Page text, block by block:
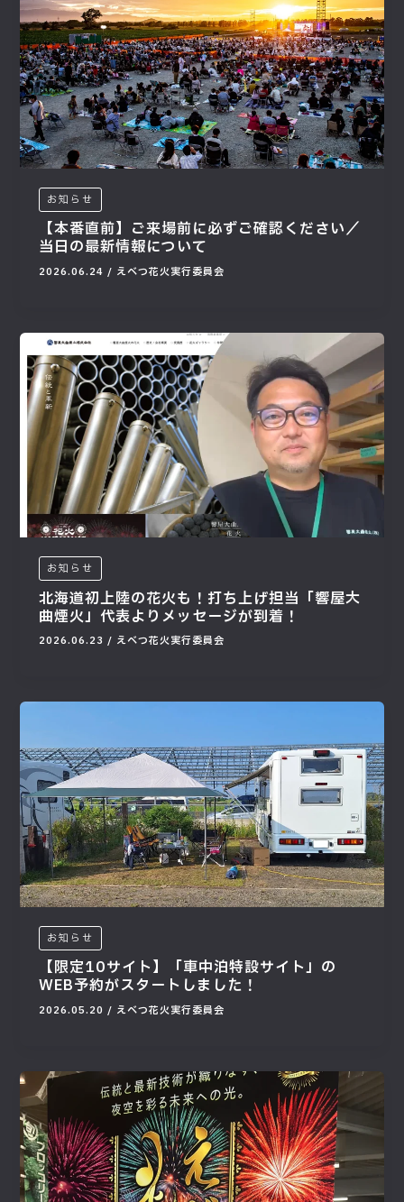
お知らせ
【本番直前】ご来場前に必ずご確認ください／
当日の最新情報について
2026.06.24 / えべつ花火実行委員会
お知らせ
北海道初上陸の花火も！打ち上げ担当「響屋大
曲煙火」代表よりメッセージが到着！
2026.06.23 / えべつ花火実行委員会
お知らせ
【限定10サイト】「車中泊特設サイト」の
WEB予約がスタートしました！
2026.05.20 / えべつ花火実行委員会